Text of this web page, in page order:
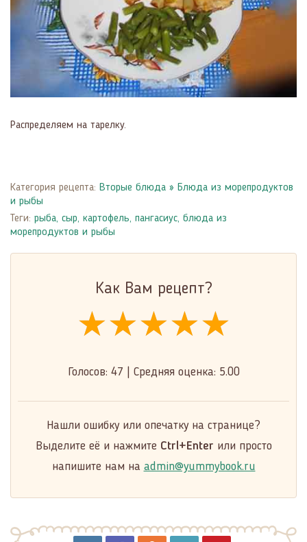
Распределяем на тарелку.
Категория рецепта: Вторые блюда » Блюда из морепродуктов
и рыбы
Теги: рыба, сыр, картофель, пангасиус, блюда из
морепродуктов и рыбы
Как Вам рецепт?
★★★★★
★★★★★
★★★★★
Голосов: 47 Средняя оценка: 5.00
Нашли ошибку или опечатку на странице?
Выделите её и нажмите Ctrl+Enter или просто
напишите нам на admin@yummybook.ru